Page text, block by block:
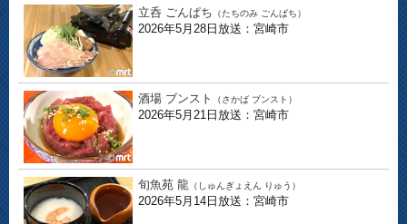
立呑 ごんぱち （たちのみ ごんぱち）
2026年5月28日放送：宮崎市
酒場 ブンスト （さかば ブンスト）
2026年5月21日放送：宮崎市
旬魚苑 龍 （しゅんぎょえん りゅう）
2026年5月14日放送：宮崎市